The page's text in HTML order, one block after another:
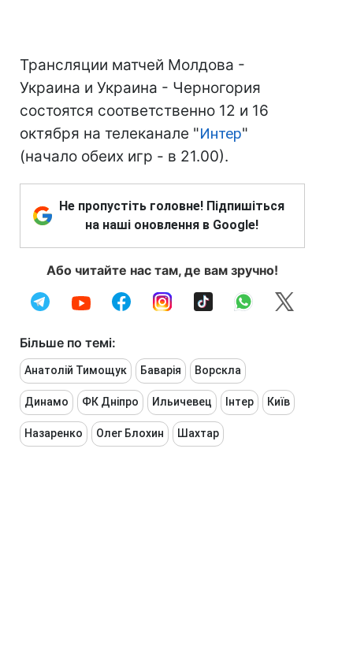
Трансляции матчей Молдова -
Украина и Украина - Черногория
состоятся соответственно 12 и 16
октября на телеканале "Интер"
(начало обеих игр - в 21.00).
Не пропустіть головне! Підпишіться
на наші оновлення в Google!
Або читайте нас там, де вам зручно!
Більше по темі:
Анатолій Тимощук Баварія Ворскла
Динамо ФК Дніпро Ильичевец Інтер Київ
Назаренко Олег Блохин Шахтар